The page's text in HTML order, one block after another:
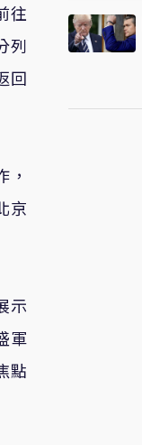
往
列
回
京
示
軍
點